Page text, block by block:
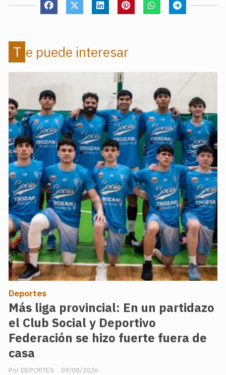
Te puede interesar
Más liga provincial: En un partidazo
el Club Social y Deportivo
Federación se hizo fuerte fuera de
casa
DEPORTES
Deportes
09/08/2026